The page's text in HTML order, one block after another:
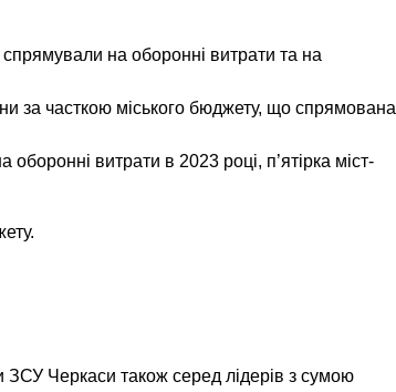
спрямували на оборонні витрати та на
за часткою міського бюджету, що спрямована
витрати в 2023 році, п’ятірка міст-
Черкаси також серед лідерів з сумою